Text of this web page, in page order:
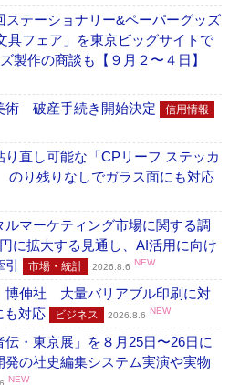
テーショナリー&ペーパーグッズ
具フェア」を東京ビッグサイトで
製作の商談も【９月２〜４日】
術 破産手続き開始決定 信用情報
直し可能な「CPリーフ ステッカ
り残りなしでガラス面にも対応
マーケティング市場に関する調
に拡大する見通し、AI活用に向け
引
市場・統計 2026.8.6 NEW
博伸社 大量バリアブル印刷に対
も対応
ビジネス 2026.8.6 NEW
・東京展」を８月25日〜26日に
の社史編集システム実演や実物
NEW